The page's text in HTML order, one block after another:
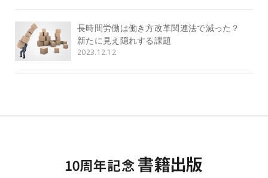
長時間労働は働き方改革関連法で減った？
新たに見え隠れする課題
2023.12.12